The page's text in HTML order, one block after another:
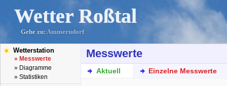
Wetter Roßtal
Gehe zu: Ammerndorf
Wetterstation
» Messwerte
» Diagramme
» Statistiken
Messwerte
Aktuell Einzelne Messwerte